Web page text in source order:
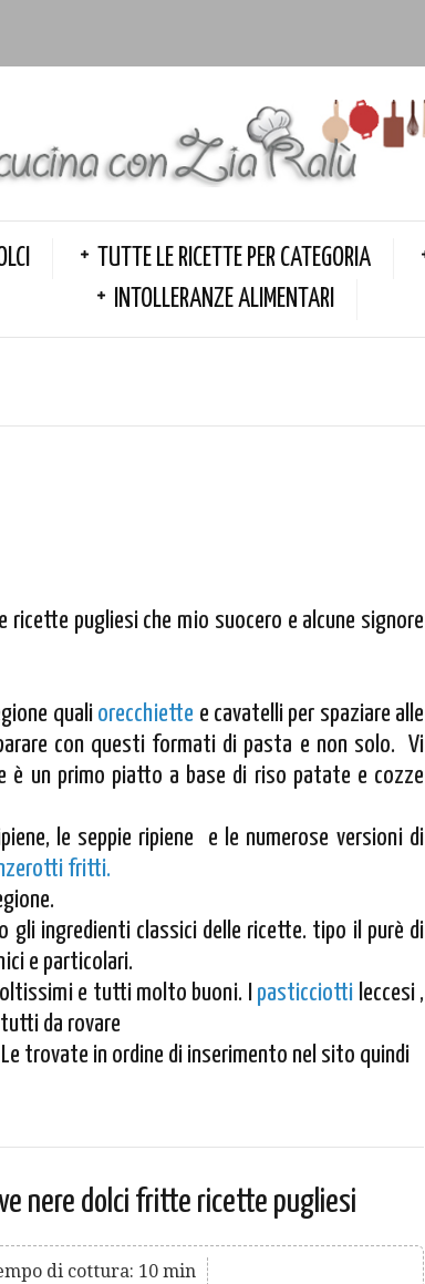
TUTTE LE RICETTE PER CATEGORIA
INTOLLERANZE ALIMENTARI
pugliesi che mio suocero e alcune signore
quali orecchiette e cavatelli per spaziare alle
con questi formati di pasta e non solo. Vi
è un primo piatto a base di riso patate e cozze
le seppie ripiene e le numerose versioni di
fritti.
gli ingredienti classici delle ricette. tipo il purè di
e particolari.
e tutti molto buoni. I pasticciotti leccesi ,
da rovare
trovate in ordine di inserimento nel sito quindi
nere dolci fritte ricette pugliesi
di cottura: 10 min